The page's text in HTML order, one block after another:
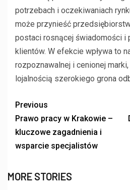
potrzebach i oczekiwaniach
może przynieść
postaci rosnącej świadomości i
klientów. W efekcie wpływa to
rozpoznawalnej i cenionej
lojalnością szerokiego grona
Previous
Prawo pracy w Krakowie –
kluczowe zagadnienia i
wsparcie specjalistów
MORE STORIES